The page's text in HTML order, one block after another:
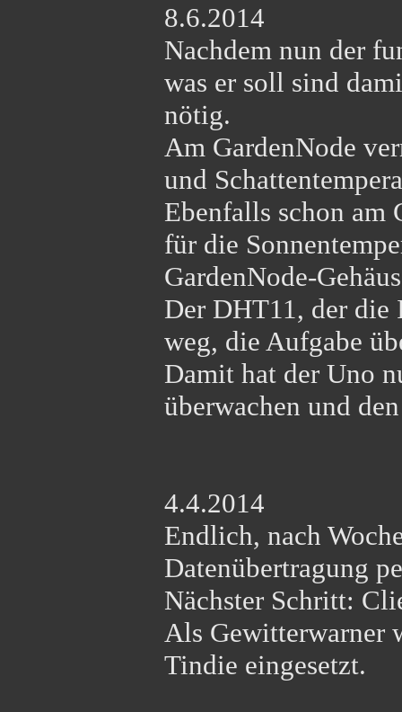
8.6.2014
Nachdem nun der
was er soll sind
nötig.
Am GardenNode
und
Ebenfalls schon am
für die
GardenNode-
Der DHT11, der die
weg, die Aufgabe
Damit hat der Uno
überwachen und
4.4.2014
Endlich, nach
Datenübertragung
Nächster Schritt:
Als Gewitterwarner
Tindie eingesetzt.